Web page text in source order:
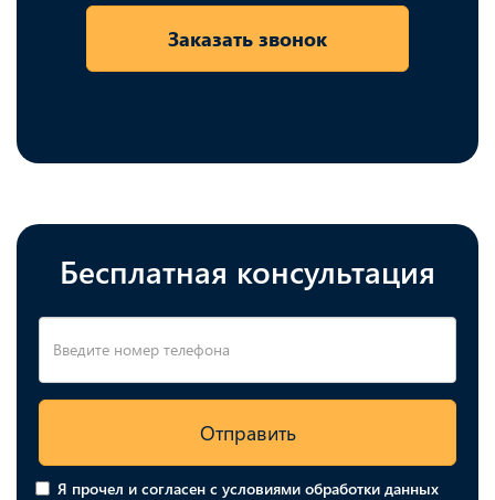
Заказать звонок
Бесплатная консультация
Отправить
Я прочел и согласен с условиями обработки данных